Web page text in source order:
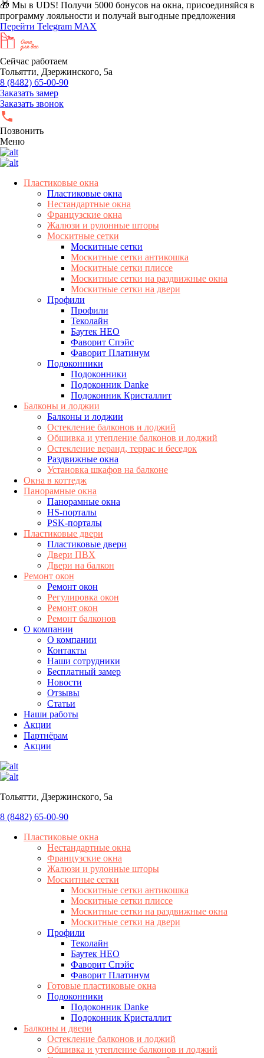
🎁 Мы в UDS! Получи 5000 бонусов на окна, присоединяйся в
программу лояльности и получай выгодные предложения
Перейти Telegram MAX
Сейчас работаем
Тольятти, Дзержинского, 5а
8 (8482) 65-00-90
Заказать замер
Заказать звонок
Позвонить
Меню
Пластиковые окна
Пластиковые окна
Нестандартные окна
Французские окна
Жалюзи и рулонные шторы
Москитные сетки
Москитные сетки
Москитные сетки антикошка
Москитные сетки плиссе
Москитные сетки на раздвижные окна
Москитные сетки на двери
Профили
Профили
Теколайн
Баутек НЕО
Фаворит Спэйс
Фаворит Платинум
Подоконники
Подоконники
Подоконник Danke
Подоконник Кристаллит
Балконы и лоджии
Балконы и лоджии
Остекление балконов и лоджий
Обшивка и утепление балконов и лоджий
Остекление веранд, террас и беседок
Раздвижные окна
Установка шкафов на балконе
Окна в коттедж
Панорамные окна
Панорамные окна
HS-порталы
PSK-порталы
Пластиковые двери
Пластиковые двери
Двери ПВХ
Двери на балкон
Ремонт окон
Ремонт окон
Регулировка окон
Ремонт окон
Ремонт балконов
О компании
О компании
Контакты
Наши сотрудники
Бесплатный замер
Новости
Отзывы
Статьи
Наши работы
Акции
Партнёрам
Акции
Тольятти, Дзержинского, 5а
8 (8482) 65-00-90
Пластиковые окна
Нестандартные окна
Французские окна
Жалюзи и рулонные шторы
Москитные сетки
Москитные сетки антикошка
Москитные сетки плиссе
Москитные сетки на раздвижные окна
Москитные сетки на двери
Профили
Теколайн
Баутек НЕО
Фаворит Спэйс
Фаворит Платинум
Готовые пластиковые окна
Подоконники
Подоконник Danke
Подоконник Кристаллит
Балконы и двери
Остекление балконов и лоджий
Обшивка и утепление балконов и лоджий